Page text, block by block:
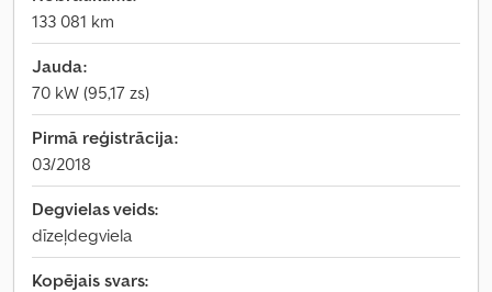
133 081 km
Jauda:
70 kW (95,17 zs)
Pirmā reģistrācija:
03/2018
Degvielas veids:
dīzeļdegviela
Kopējais svars: